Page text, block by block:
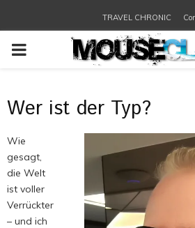
TRAVEL CHRONIC
PRIMARY
Wer ist der Typ?
Wie
gesagt,
die Welt
ist voller
Verrückter
– und ich